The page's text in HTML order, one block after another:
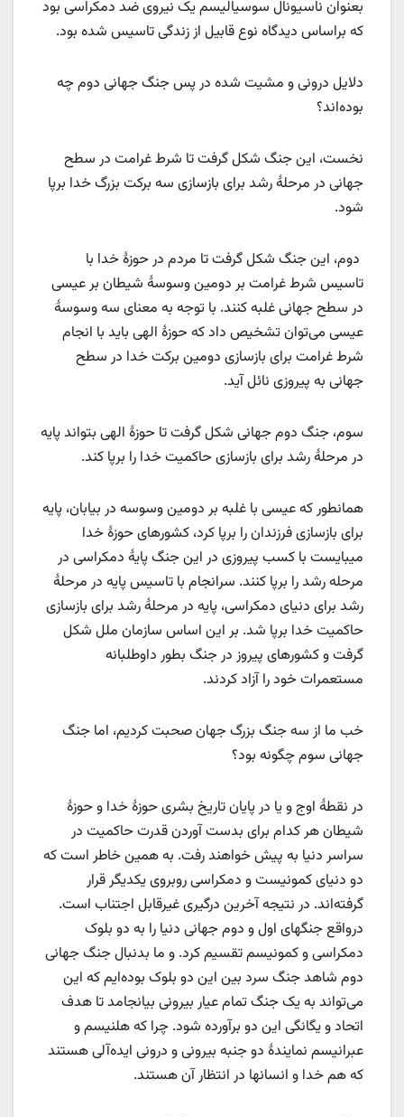
بعنوان ناسیونال سوسیالیسم یک نیروی ضد دمکراسی بود
که براساس دیدگاه نوع قابیل از زندگی تاسیس شده بود.
دلایل درونی و مشیت شده در پس جنگ جهانی دوم چه
بوده‌اند؟
نخست، این جنگ شکل گرفت تا شرط غرامت در سطح
جهانی در مرحلۀ رشد برای بازسازی سه برکت بزرگ خدا برپا
شود.
دوم، این جنگ شکل گرفت تا مردم در حوزۀ خدا با
تاسیس شرط غرامت بر دومین وسوسۀ شیطان بر عیسی
در سطح جهانی غلبه کنند. با توجه به معنای سه وسوسۀ
عیسی می‌توان تشخیص داد که حوزۀ الهی باید با انجام
شرط غرامت برای بازسازی دومین برکت خدا در سطح
جهانی به پیروزی نائل آید.
سوم، جنگ دوم جهانی شکل گرفت تا حوزۀ الهی بتواند پایه
در مرحلۀ رشد برای بازسازی حاکمیت خدا را برپا کند.
همانطور که عیسی با غلبه بر دومین وسوسه در بیابان، پایه
برای بازسازی فرزندان را برپا کرد، کشورهای حوزۀ خدا
میبایست با کسب پیروزی در این جنگ پایۀ دمکراسی در
مرحله رشد را برپا کنند. سرانجام با تاسیس پایه در مرحلۀ
رشد برای دنیای دمکراسی، پایه در مرحلۀ رشد برای بازسازی
حاکمیت خدا برپا شد. بر این اساس سازمان ملل شکل
گرفت و کشورهای پیروز در جنگ بطور داوطلبانه
مستعمرات خود را آزاد کردند.
خب ما از سه جنگ بزرگ جهان صحبت کردیم، اما جنگ
جهانی سوم چگونه بود؟
در نقطۀ اوج و یا در پایان تاریخ بشری حوزۀ خدا و حوزۀ
شیطان هر کدام برای بدست آوردن قدرت حاکمیت در
سراسر دنیا به پیش خواهند رفت. به همین خاطر است که
دو دنیای کمونیست و دمکراسی روبروی یکدیگر قرار
گرفته‌اند. در نتیجه آخرین درگیری غیرقابل اجتناب است.
درواقع جنگهای اول و دوم جهانی دنیا را به دو بلوک
دمکراسی و کمونیسم تقسیم کرد. و ما بدنبال جنگ جهانی
دوم شاهد جنگ سرد بین این دو بلوک بوده‌ایم که این
می‌تواند به یک جنگ تمام عیار بیرونی بیانجامد تا هدف
اتحاد و یگانگی این دو برآورده شود. چرا که هلنیسم و
عبرانیسم نمایندۀ دو جنبه بیرونی و درونی ایده‌آلی هستند
که هم خدا و انسانها در انتظار آن هستند.